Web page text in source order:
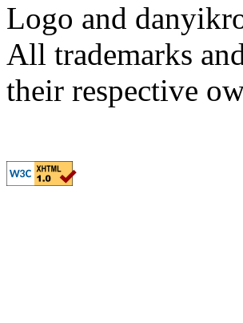
Logo and
All trademarks
their respective